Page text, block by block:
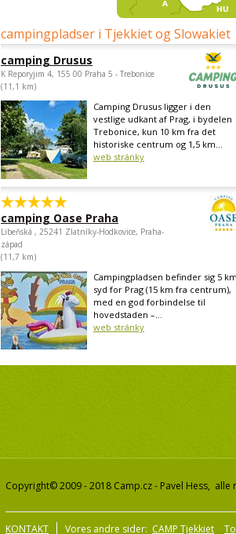
campingpladser i Tjekkiet og Slowakiet
camping Drusus
K Reporyjim 4, 155 00 Praha 5 - Trebonice
(11,1 km)
Camping Drusus ligger i den
vestlige udkant af Prag, i bydelen
Trebonice, kun 10 km fra det
historiske centrum og 1,5 km...
web stránky
camping Oase Praha
Libeňská , 25241 Zlatníky-Hodkovice, Praha-
západ
(11,7 km)
Campingpladsen befinder sig 5 km
syd for Prag (15 km fra centrum),
med en god forbindelse til
hovedstaden –...
web stránky
Copyright© 2009 - 2018 Camp.cz - Pavel Hess,
KONTAKT Vores andre sider: CAMP Tjekkiet